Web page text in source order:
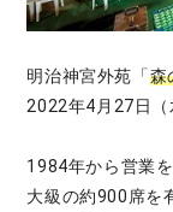
明治神宮外苑「森
2022年4月27日（
1984年から営業
大級の約900席を